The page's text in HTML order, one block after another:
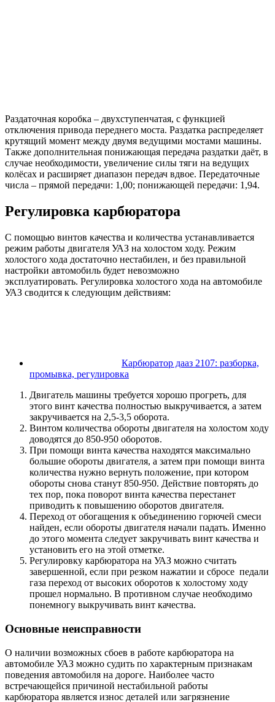
Раздаточная коробка – двухступенчатая, с функцией
отключения привода переднего моста. Раздатка распределяет
крутящий момент между двумя ведущими мостами машины.
Также дополнительная понижающая передача раздатки даёт, в
случае необходимости, увеличение силы тяги на ведущих
колёсах и расширяет диапазон передач вдвое. Передаточные
числа – прямой передачи: 1,00; понижающей передачи: 1,94.
Регулировка карбюратора
С помощью винтов качества и количества устанавливается
режим работы двигателя УАЗ на холостом ходу. Режим
холостого хода достаточно нестабилен, и без правильной
настройки автомобиль будет невозможно
эксплуатировать. Регулировка холостого хода на автомобиле
УАЗ сводится к следующим действиям:
Карбюратор дааз 2107: разборка,
промывка, регулировка
Двигатель машины требуется хорошо прогреть, для
этого винт качества полностью выкручивается, а затем
закручивается на 2,5-3,5 оборота.
Винтом количества обороты двигателя на холостом ходу
доводятся до 850-950 оборотов.
При помощи винта качества находятся максимально
большие обороты двигателя, а затем при помощи винта
количества нужно вернуть положение, при котором
обороты снова станут 850-950. Действие повторять до
тех пор, пока поворот винта качества перестанет
приводить к повышению оборотов двигателя.
Переход от обогащения к объединению горючей смеси
найден, если обороты двигателя начали падать. Именно
до этого момента следует закручивать винт качества и
установить его на этой отметке.
Регулировку карбюратора на УАЗ можно считать
завершенной, если при резком нажатии и сбросе педали
газа переход от высоких оборотов к холостому ходу
прошел нормально. В противном случае необходимо
понемногу выкручивать винт качества.
Основные неисправности
О наличии возможных сбоев в работе карбюратора на
автомобиле УАЗ можно судить по характерным признакам
поведения автомобиля на дороге. Наиболее часто
встречающейся причиной нестабильной работы
карбюратора является износ деталей или загрязнение